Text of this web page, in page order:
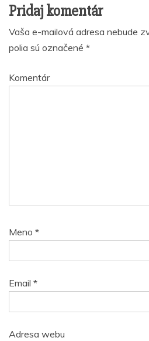
Pridaj komentár
Vaša e-mailová adresa nebude
polia sú označené *
Komentár
Meno *
Email *
Adresa webu